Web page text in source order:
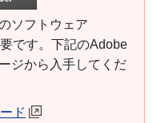
ソフトウェア
です。下記のAdobe
ジから入手してくだ
ド